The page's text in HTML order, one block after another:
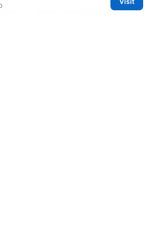
for secure browsing in Egypt: